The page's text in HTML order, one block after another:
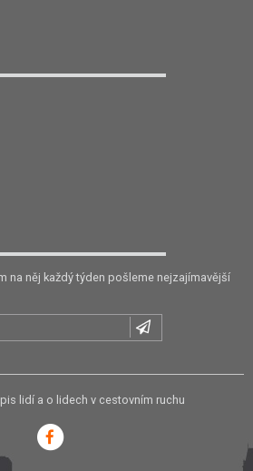
na něj každý týden pošleme nejzajímavější
lidí a o lidech v cestovním ruchu